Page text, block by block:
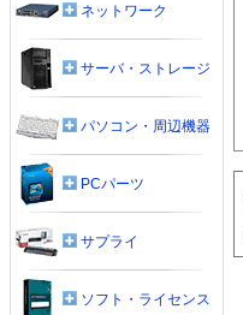
ネットワーク
サーバ・ストレージ
パソコン・周辺機器
PCパーツ
サプライ
ソフト・ライセンス